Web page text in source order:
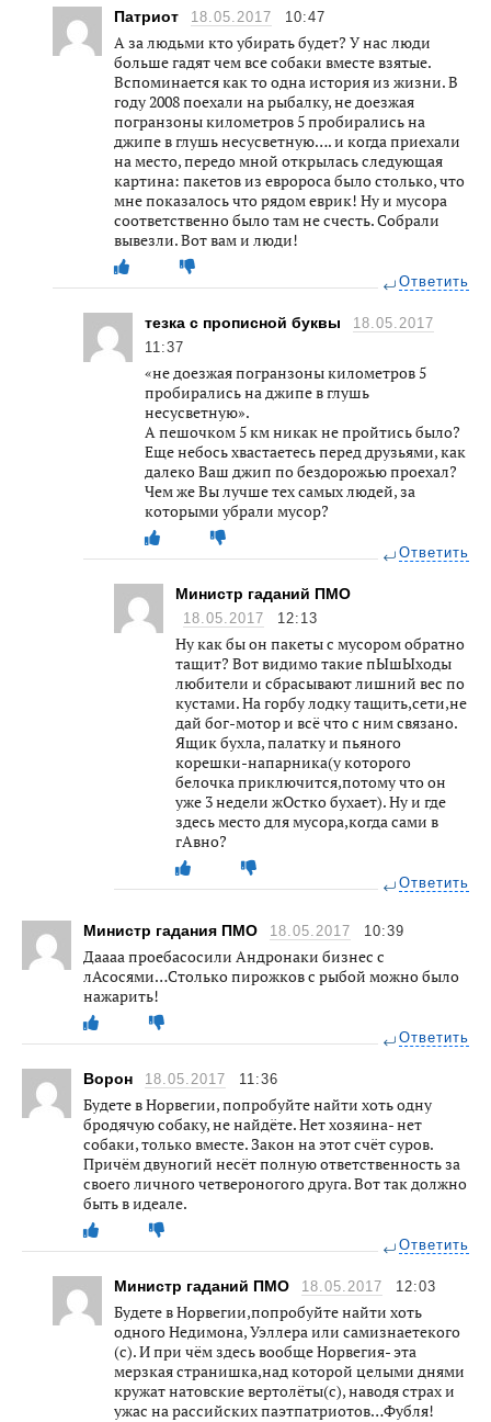
Патриот 18.05.2017 10:47
А за людьми кто убирать будет? У нас люди
больше гадят чем все собаки вместе взятые.
Вспоминается как то одна история из жизни. В
году 2008 поехали на рыбалку, не доезжая
погранзоны километров 5 пробирались на
джипе в глушь несусветную…. и когда приехали
на место, передо мной открылась следующая
картина: пакетов из евророса было столько, что
мне показалось что рядом еврик! Ну и мусора
соответственно было там не счесть. Собрали
вывезли. Вот вам и люди!
Ответить
тезка с прописной буквы
18.05.2017
11:37
«не доезжая погранзоны километров 5
пробирались на джипе в глушь
несусветную».
А пешочком 5 км никак не пройтись было?
Еще небось хвастаетесь перед друзьями, как
далеко Ваш джип по бездорожью проехал?
Чем же Вы лучше тех самых людей, за
которыми убрали мусор?
Ответить
Министр гаданий ПМО
18.05.2017 12:13
Ну как бы он пакеты с мусором обратно
тащит? Вот видимо такие пЫшЫходы
любители и сбрасывают лишний вес по
кустами. На горбу лодку тащить,сети,не
дай бог-мотор и всё что с ним связано.
Ящик бухла, палатку и пьяного
корешки-напарника(у которого
белочка приключится,потому что он
уже 3 недели жОстко бухает). Ну и где
здесь место для мусора,когда сами в
гАвно?
Ответить
Министр гадания ПМО 18.05.2017 10:39
Даааа проебасосили Андронаки бизнес с
лАсосями…Столько пирожков с рыбой можно было
нажарить!
Ответить
Ворон 18.05.2017 11:36
Будете в Норвегии, попробуйте найти хоть одну
бродячую собаку, не найдёте. Нет хозяина- нет
собаки, только вместе. Закон на этот счёт суров.
Причём двуногий несёт полную ответственность за
своего личного четвероногого друга. Вот так должно
быть в идеале.
Ответить
Министр гаданий ПМО 18.05.2017 12:03
Будете в Норвегии,попробуйте найти хоть
одного Недимона, Уэллера или самизнаетекого
(с). И при чём здесь вообще Норвегия- эта
мерзкая странишка,над которой целыми днями
кружат натовские вертолёты(с), наводя страх и
ужас на рассийских паэтпатриотов…Фубля!